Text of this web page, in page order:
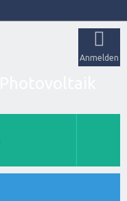
Anmelden